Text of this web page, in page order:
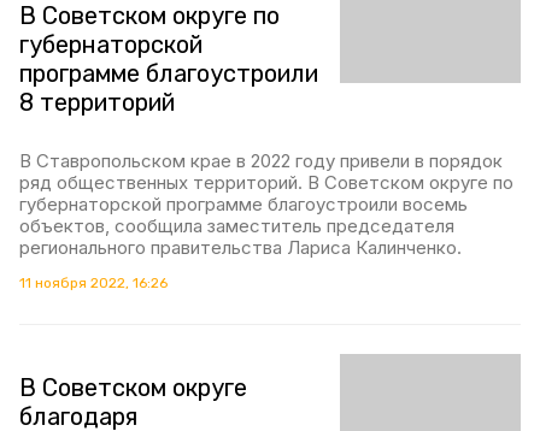
В Советском округе по
губернаторской
программе благоустроили
8 территорий
В Ставропольском крае в 2022 году привели в порядок
ряд общественных территорий. В Советском округе по
губернаторской программе благоустроили восемь
объектов, сообщила заместитель председателя
регионального правительства Лариса Калинченко.
11 ноября 2022, 16:26
В Советском округе
благодаря